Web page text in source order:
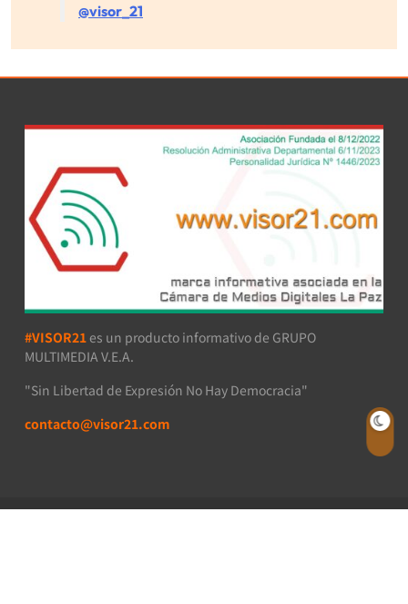
@visor_21
#VISOR21 es un producto informativo de GRUPO
MULTIMEDIA V.E.A.
"Sin Libertad de Expresión No Hay Democracia"
contacto@visor21.com